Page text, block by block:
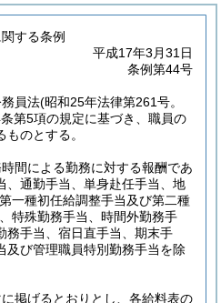
する条例
平成17年3月31日
条例第44号
員法(昭和25年法律第261号。
第5項の規定に基づき、職員の
のとする。
間による勤務に対する報酬であ
、通勤手当、単身赴任手当、地
一種初任給調整手当及び第二種
、特殊勤務手当、時間外勤務手
務手当、宿日直手当、期末手
及び管理職員特別勤務手当を除
掲げるとおりとし、各給料表の